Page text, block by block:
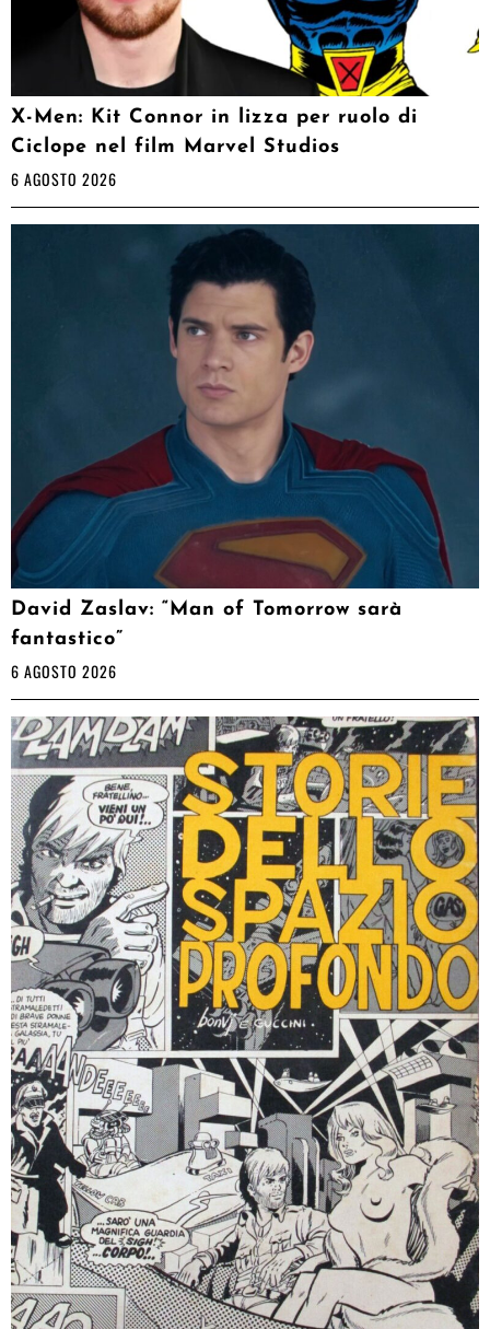
X-Men: Kit Connor in lizza per ruolo di
Ciclope nel film Marvel Studios
6 AGOSTO 2026
David Zaslav: “Man of Tomorrow sarà
fantastico”
6 AGOSTO 2026